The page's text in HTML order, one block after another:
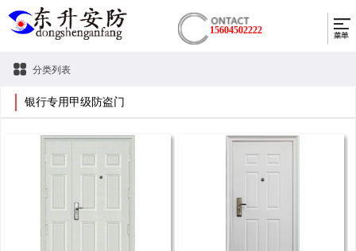
15604502222
分类列表
银行专用甲级防盗门